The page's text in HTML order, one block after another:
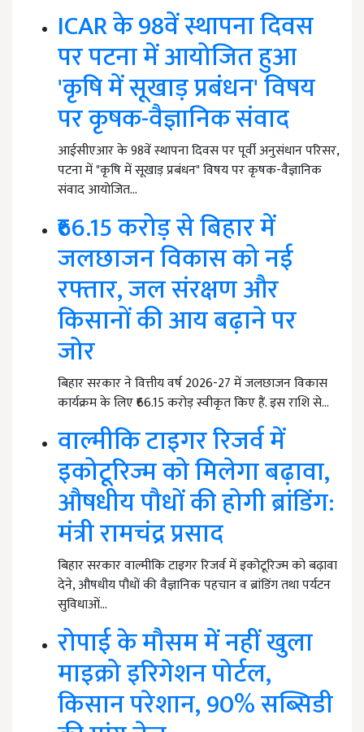
ICAR के 98वें स्थापना दिवस
पर पटना में आयोजित हुआ
'कृषि में सूखाड़ प्रबंधन' विषय
पर कृषक-वैज्ञानिक संवाद
आईसीएआर के 98वें स्थापना दिवस पर पूर्वी अनुसंधान परिसर,
पटना में "कृषि में सूखाड़ प्रबंधन" विषय पर कृषक-वैज्ञानिक
संवाद आयोजित…
₹66.15 करोड़ से बिहार में
जलछाजन विकास को नई
रफ्तार, जल संरक्षण और
किसानों की आय बढ़ाने पर
जोर
बिहार सरकार ने वित्तीय वर्ष 2026-27 में जलछाजन विकास
कार्यक्रम के लिए ₹66.15 करोड़ स्वीकृत किए हैं. इस राशि से…
वाल्मीकि टाइगर रिजर्व में
इकोटूरिज्म को मिलेगा बढ़ावा,
औषधीय पौधों की होगी ब्रांडिंग:
मंत्री रामचंद्र प्रसाद
बिहार सरकार वाल्मीकि टाइगर रिजर्व में इकोटूरिज्म को बढ़ावा
देने, औषधीय पौधों की वैज्ञानिक पहचान व ब्रांडिंग तथा पर्यटन
सुविधाओं…
रोपाई के मौसम में नहीं खुला
माइक्रो इरिगेशन पोर्टल,
किसान परेशान, 90% सब्सिडी